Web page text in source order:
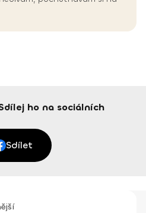
ho na sociálních
Sdílet